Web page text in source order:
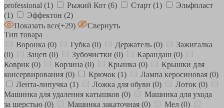
professional (1) Рыжий Кот (6) Старт (1)
Эльфпласт
(1)
Эффектон (2)
Показать все(+29)
Свернуть
Тип товара
Воронка (0) Губка (0) Держатель (0)
Зажигалка
(0)
Зацеп (0) Зубочистки (0) Карандаш (0)
Коврик (0) Корзина (0) Крышка (0)
Крышки для
консервирования (0) Крючок (1) Лампа керосиновая (0)
Лента-липучка (1) Ложка для обуви (0) Лоток (0)
Машинка для удаления катышков (0)
Машинка для ухода
за шерстью (0) Машинка закаточная (0) Мел (0)